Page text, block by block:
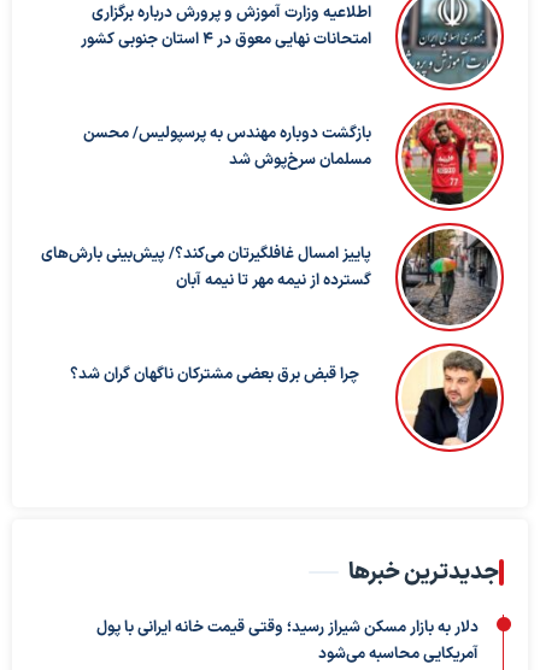
اطلاعیه وزارت آموزش و پرورش درباره برگزاری
امتحانات نهایی معوق در ۴ استان جنوبی کشور
بازگشت دوباره مهندس به پرسپولیس/ محسن
مسلمان سرخ‌پوش شد
پاییز امسال غافلگیرتان می‌کند؟/ پیش‌بینی بارش‌های
گسترده از نیمه مهر تا نیمه آبان
چرا قبض برق بعضی مشترکان ناگهان گران شد؟
جدیدترین خبرها
دلار به بازار مسکن شیراز رسید؛ وقتی قیمت خانه ایرانی با پول
آمریکایی محاسبه می‌شود